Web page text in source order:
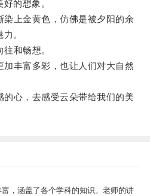
的想象。
上金黄色，仿佛是被夕阳的余
。
和畅想。
丰富多彩，也让人们对大自然
心，去感受云朵带给我们的美
，涵盖了各个学科的知识。老师的讲